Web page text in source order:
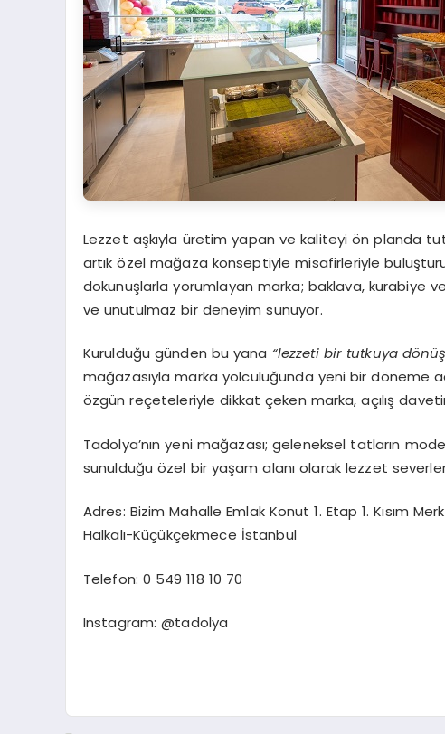
Lezzet aşkıyla üretim yapan ve kaliteyi ön planda
artık özel mağaza konseptiyle misafirleriyle
dokunuşlarla yorumlayan marka; baklava, kurabiye
ve unutulmaz bir deneyim sunuyor.
Kurulduğu günden bu yana “lezzeti bir tutkuya
mağazasıyla marka yolculuğunda yeni bir döneme
özgün reçeteleriyle dikkat çeken marka, açılış
Tadolya’nın yeni mağazası; geleneksel tatların
sunulduğu özel bir yaşam alanı olarak lezzet
Adres: Bizim Mahalle Emlak Konut 1. Etap 1. Kısım
Halkalı-Küçükçekmece İstanbul
Telefon: 0 549 118 10 70
Instagram: @tadolya